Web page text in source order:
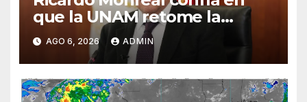
que la UNAM retome la
normalidad e inicie el
semestre mediante el diálogo
AGO 6, 2026 ADMIN